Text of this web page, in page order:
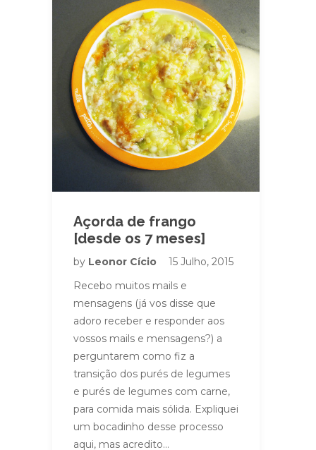
Açorda de frango
[desde os 7 meses]
by Leonor Cício
15 Julho, 2015
Recebo muitos mails e
mensagens (já vos disse que
adoro receber e responder aos
vossos mails e mensagens?) a
perguntarem como fiz a
transição dos purés de legumes
e purés de legumes com carne,
para comida mais sólida. Expliquei
um bocadinho desse processo
aqui, mas acredito…